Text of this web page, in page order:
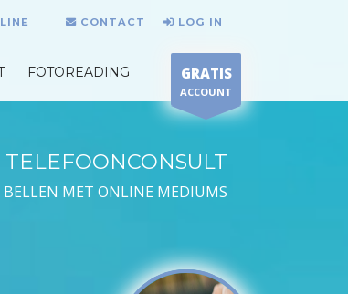
CONTACT LOG IN
FOTOREADING GRATIS
ACCOUNT
BELLEN MET ONLINE MEDIUMS